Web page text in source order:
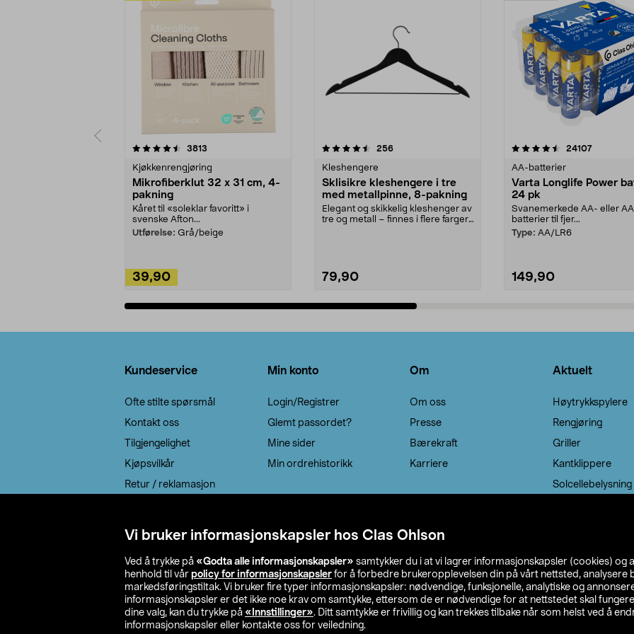
Vi bruker informasjonskapsler hos Clas Ohlson
Ved å trykke på «Godta alle informasjonskapsler» samtykker du i at vi lagrer informasjonskapsler (cookies) og
henhold til vår policy for informasjonskapsler for å forbedre brukeropplevelsen din på vårt nettsted, analysere
markedsføringstiltak. Vi bruker fire typer informasjonskapsler: nødvendige, funksjonelle, analytiske og
informasjonskapsler er det ikke noe krav om samtykke, ettersom de er nødvendige for at nettstedet skal
dine valg, kan du trykke på «Innstillinger». Ditt samtykke er frivillig og kan trekkes tilbake når som helst ved å
informasjonskapsler eller kontakte oss for veiledning.
3813
Kjøkkenrengjøring
Mikrofiberklut 32 x 31 cm, 4-
pakning
Kåret til «soleklar favoritt» i
svenske Afton...
Utførelse: Grå/beige
39,90
4.5av 5 stjerner 256anmeldelser
Kleshengere
Sklisikre kleshengere i tre
med metallpinne, 8-pakning
Elegant og skikkelig kleshenger av
tre og metall – finnes i flere farger.
79,90
4.5av 5 stjerner 24107
AA-batterier
Varta Longlife Power
24 pk
Svanemerkede AA- eller
batterier til fjer...
Type: AA/LR6
149,90
4.5av 5 stjerner
Kundeservice
Ofte stilte spørsmål
Kontakt oss
Tilgjengelighet
Kjøpsvilkår
Retur / reklamasjon
Min konto
Login/Registrer
Glemt passordet?
Mine sider
Min ordrehistorikk
Om
Om oss
Presse
Bærekraft
Karriere
Aktuelt
Høytrykkspylere
Rengjøring
Griller
Kantklippere
Solcellebelysning